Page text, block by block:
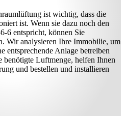
ist wichtig, dass die
ist. Wenn sie dazu noch den
6 entspricht, können Sie
Wir analysieren Ihre Immobilie, um
entsprechende Anlage betreiben
benötigte Luftmenge, helfen Ihnen
und bestellen und installieren